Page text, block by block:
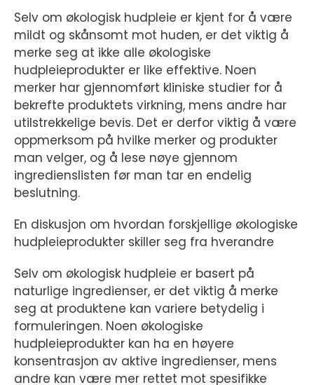
Selv om økologisk hudpleie er kjent for å være
mildt og skånsomt mot huden, er det viktig å
merke seg at ikke alle økologiske
hudpleieprodukter er like effektive. Noen
merker har gjennomført kliniske studier for å
bekrefte produktets virkning, mens andre har
utilstrekkelige bevis. Det er derfor viktig å være
oppmerksom på hvilke merker og produkter
man velger, og å lese nøye gjennom
ingredienslisten før man tar en endelig
beslutning.
En diskusjon om hvordan forskjellige økologiske
hudpleieprodukter skiller seg fra hverandre
Selv om økologisk hudpleie er basert på
naturlige ingredienser, er det viktig å merke
seg at produktene kan variere betydelig i
formuleringen. Noen økologiske
hudpleieprodukter kan ha en høyere
konsentrasjon av aktive ingredienser, mens
andre kan være mer rettet mot spesifikke